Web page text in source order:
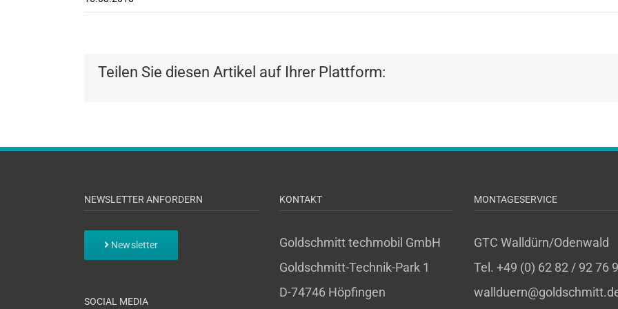
Teilen Sie diesen Artikel auf Ihrer Plattform:
NEWSLETTER ANFORDERN
Newsletter
SOCIAL MEDIA
KONTAKT
Goldschmitt techmobil GmbH
Goldschmitt-Technik-Park 1
D-74746 Höpfingen
MONTAGESERVICE
GTC Walldürn/Odenwald
Tel. +49 (0) 62 82 / 92 76